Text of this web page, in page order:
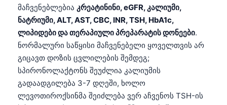
მაჩვენებლებია კრეატინინი, eGFR, კალიუმი,
ნატრიუმი, ALT, AST, CBC, INR, TSH, HbA1c,
ლიპიდები და თერაპიული პრეპარატის დონეები.
ნორმალური საწყისი მაჩვენებელი ყოველთვის არ
გიცავთ დოზის ცვლილების შემდეგ;
სპირონოლაქტონს შეუძლია კალიუმის
გადაადგილება 3-7 დღეში, ხოლო
ლევოთიროქსინმა შეიძლება ვერ აჩვენოს TSH-ის